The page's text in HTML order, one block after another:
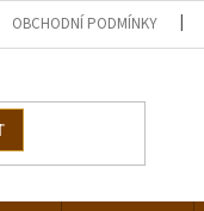
OBCHODNÍ PODMÍNKY